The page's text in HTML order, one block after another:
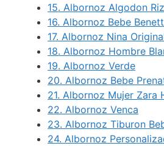
15. Albornoz Algodon
16. Albornoz Bebe
17. Albornoz Nina
18. Albornoz Hombre
19. Albornoz Verde
20. Albornoz Bebe
21. Albornoz Mujer Zara
22. Albornoz Venca
23. Albornoz Tiburon
24. Albornoz